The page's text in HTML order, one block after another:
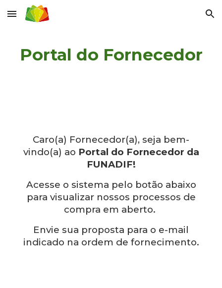
Skip to main content Skip to navigation
Portal do Fornecedor
Caro(a) Fornecedor(a), seja bem-
vindo(a) ao Portal do Fornecedor da
FUNADIF!
Acesse o sistema pelo botão abaixo
para visualizar nossos processos de
compra em aberto.
Envie sua proposta para o e-mail
indicado na ordem de fornecimento.